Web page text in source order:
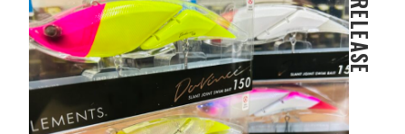
RELEASE